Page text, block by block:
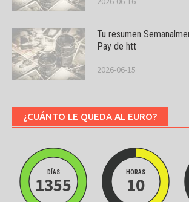
Tu resumen
Pay de htt
2026-06-15
¿CUÁNTO LE QUEDA AL EURO?
DÍAS
1355
HORAS
10